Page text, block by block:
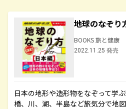
地球のなぞ
BOOKS 旅と健康
2022.11.25 発売
日本の地形や造形物をなぞって学
橋、川、湖、半島など旅気分で地